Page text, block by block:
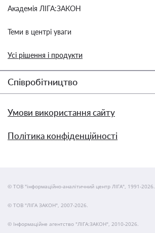
Академія ЛІГА:ЗАКОН
Теми в центрі уваги
Усі рішення і продукти
Співробітництво
Умови використання сайту
Політика конфіденційності
© ТОВ "інформаційно-аналітичний центр ЛІГА", 1991-2026.
© ТОВ "ЛІГА ЗАКОН", 2007-2026.
© Інформаційне агентство "ЛІГА:ЗАКОН", 2010-2026.